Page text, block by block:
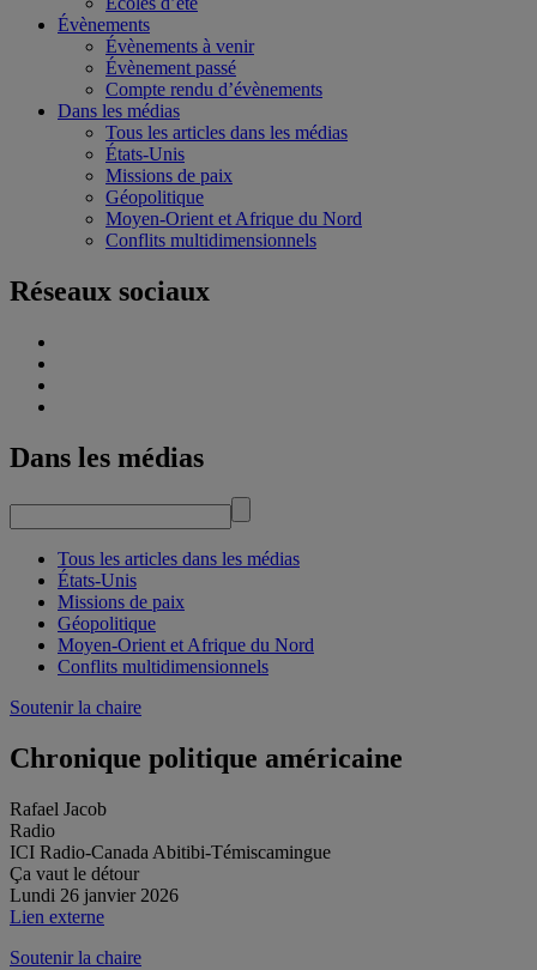
Évènements
Évènements à venir
Évènement passé
Compte rendu d’évènements
Dans les médias
Tous les articles dans les médias
États-Unis
Missions de paix
Géopolitique
Moyen-Orient et Afrique du Nord
Conflits multidimensionnels
Réseaux sociaux
Dans les médias
Tous les articles dans les médias
États-Unis
Missions de paix
Géopolitique
Moyen-Orient et Afrique du Nord
Conflits multidimensionnels
Soutenir la chaire
Chronique politique américaine
Rafael Jacob
Radio
ICI Radio-Canada Abitibi-Témiscamingue
Ça vaut le détour
Lundi 26 janvier 2026
Lien externe
Soutenir la chaire